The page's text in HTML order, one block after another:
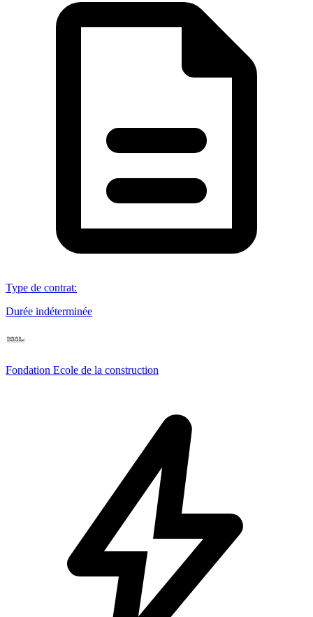
Type de contrat:
Durée indéterminée
Fondation Ecole de la construction